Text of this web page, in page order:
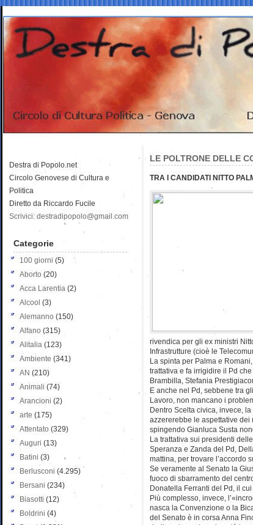
LE POLTRONE DELLE
TRA I CANDIDATI NITTO
rivendica per gli ex ministri
Infrastrutture (cioè le
La spinta per Palma e
trattativa e fa irrigidire il Pd
Brambilla, Stefania
E anche nel Pd, sebbene tra
Lavoro, non mancano i
Dentro Scelta civica, invece,
azzererebbe le aspettative
spingendo Gianluca Susta
La trattativa sui presidenti
Speranza e Zanda del Pd,
mattina, per trovare l’accordo
Se veramente al Senato la
fuoco di sbarramento del
Donatella Ferranti del Pd, il
Più complesso, invece,
nasca la Convenzione o la
del Senato è in corsa Anna
Destra di Popolo.net
Circolo Genovese di Cultura e
Politica
Diretto da Riccardo Fucile
Scrivici: destradipopolo@gmail.com
Categorie
100 giorni (5)
Aborto (20)
Acca Larentia (2)
Alcool (3)
Alemanno (150)
Alfano (315)
Alitalia (123)
Ambiente (341)
AN (210)
Animali (74)
Arancioni (2)
arte (175)
Attentato (329)
Auguri (13)
Batini (3)
Berlusconi (4.295)
Bersani (234)
Biasotti (12)
Boldrini (4)